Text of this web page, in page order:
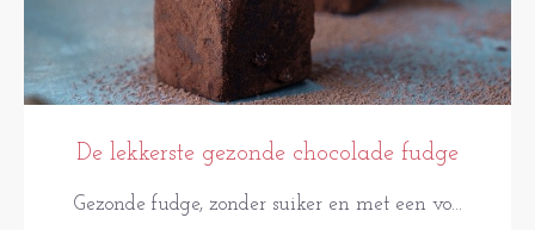
De lekkerste gezonde chocolade fudge
Gezonde fudge, zonder suiker en met een vo...